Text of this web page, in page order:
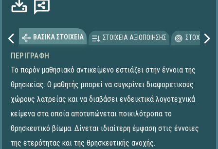
ΒΑΣΙΚΑ ΣΤΟΙΧΕΙΑ ΣΤΟΙΧΕΙΑ ΑΞΙΟΠΟΙΗΣΗΣ
ΠΕΡΙΓΡΑΦΉ
Το παρόν μαθησιακό αντικείμενο εστιάζει στην έννοια της
θρησκείας. Ο μαθητής μπορεί να συγκρίνει διαφορετικούς
χώρους λατρείας και να διαβάσει ενδεικτικά λογοτεχνικά
κείμενα στα οποία αποτυπώνεται ποικιλότροπα το
θρησκευτικό βίωμα. Δίνεται ιδιαίτερη έμφαση στις έννοιες
της ετερότητας και της θρησκευτικής ανοχής.